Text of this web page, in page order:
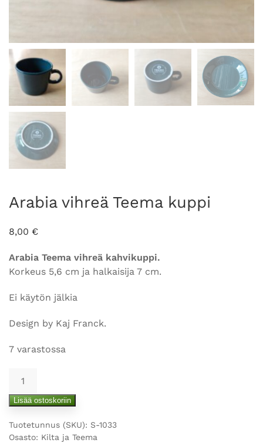
Arabia vihreä Teema kuppi
8,00 €
Arabia Teema vihreä kahvikuppi.
Korkeus 5,6 cm ja halkaisija 7 cm.
Ei käytön jälkia
Design by Kaj Franck.
7 varastossa
Teema
määrä
Lisää ostoskoriin
Tuotetunnus (SKU): S-1033
Osasto: Kilta ja Teema